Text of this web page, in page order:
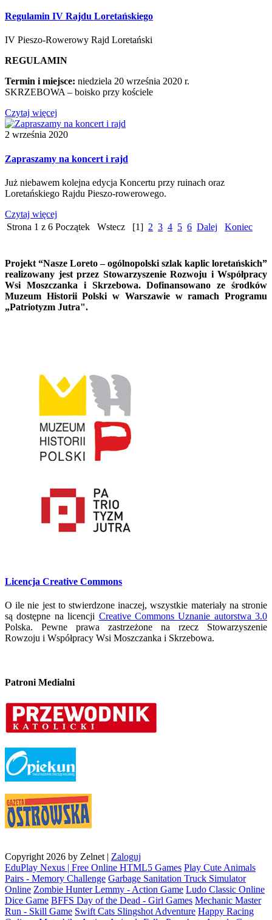
Regulamin IV Rajdu Loretańskiego
IV Pieszo-Rowerowy Rajd Loretański
REGULAMIN
Termin i miejsce: niedziela 20 września 2020 r.
SKRZEBOWA – boisko przy kościele
Czytaj więcej
2 września 2020
Zapraszamy na koncert i rajd
Już niebawem kolejna edycja Koncertu przy ruinach oraz
Loretańskiego Rajdu Pieszo-rowerowego.
Czytaj więcej
Strona 1 z 6 Początek Wstecz [1] 2 3 4 5 6 Dalej Koniec
Projekt “Nasze Loreto – ogólnopolski szlak kaplic loretańskich”
realizowany jest przez Stowarzyszenie Rozwoju i Współpracy
Wsi Moszczanka i Skrzebowa. Dofinansowano ze środków
Muzeum Historii Polski w Warszawie w ramach Programu
„Patriotyzm Jutra".
Licencja Creative Commons
O ile nie jest to stwierdzone inaczej, wszystkie materiały na stronie
są dostępne na licencji Creative Commons Uznanie autorstwa 3.0
Polska. Pewne prawa zastrzeżone na rzecz Stowarzyszenie
Rowzoju i Współpracy Wsi Moszczanka i Skrzebowa.
Patroni Medialni
Copyright 2026 by Zelnet | Zaloguj
EduPlay Nexus | Free Online HTML5 Games Play Cute Animals
Pairs - Memory Challenge Garbage Sanitation Truck Simulator
Online Zombie Hunter Lemmy - Action Game Ludo Classic Online
Dice Game BFFS Day of the Dead - Girl Games Mechanic Master
Run - Skill Game Swift Cats Slingshot Adventure Happy Racing